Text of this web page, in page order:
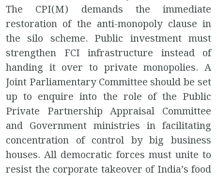
The CPI(M) demands the immediate
restoration of the anti-monopoly clause in
the silo scheme. Public investment must
strengthen FCI infrastructure instead of
handing it over to private monopolies. A
Joint Parliamentary Committee should be set
up to enquire into the role of the Public
Private Partnership Appraisal Committee
and Government ministries in facilitating
concentration of control by big business
houses. All democratic forces must unite to
resist the corporate takeover of India’s food